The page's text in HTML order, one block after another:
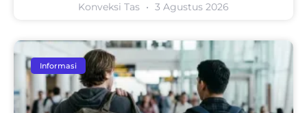
Konveksi Tas 3 Agustus 2026
Informasi